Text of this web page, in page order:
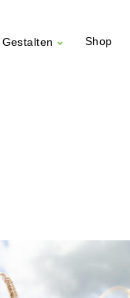
Gestalten Shop